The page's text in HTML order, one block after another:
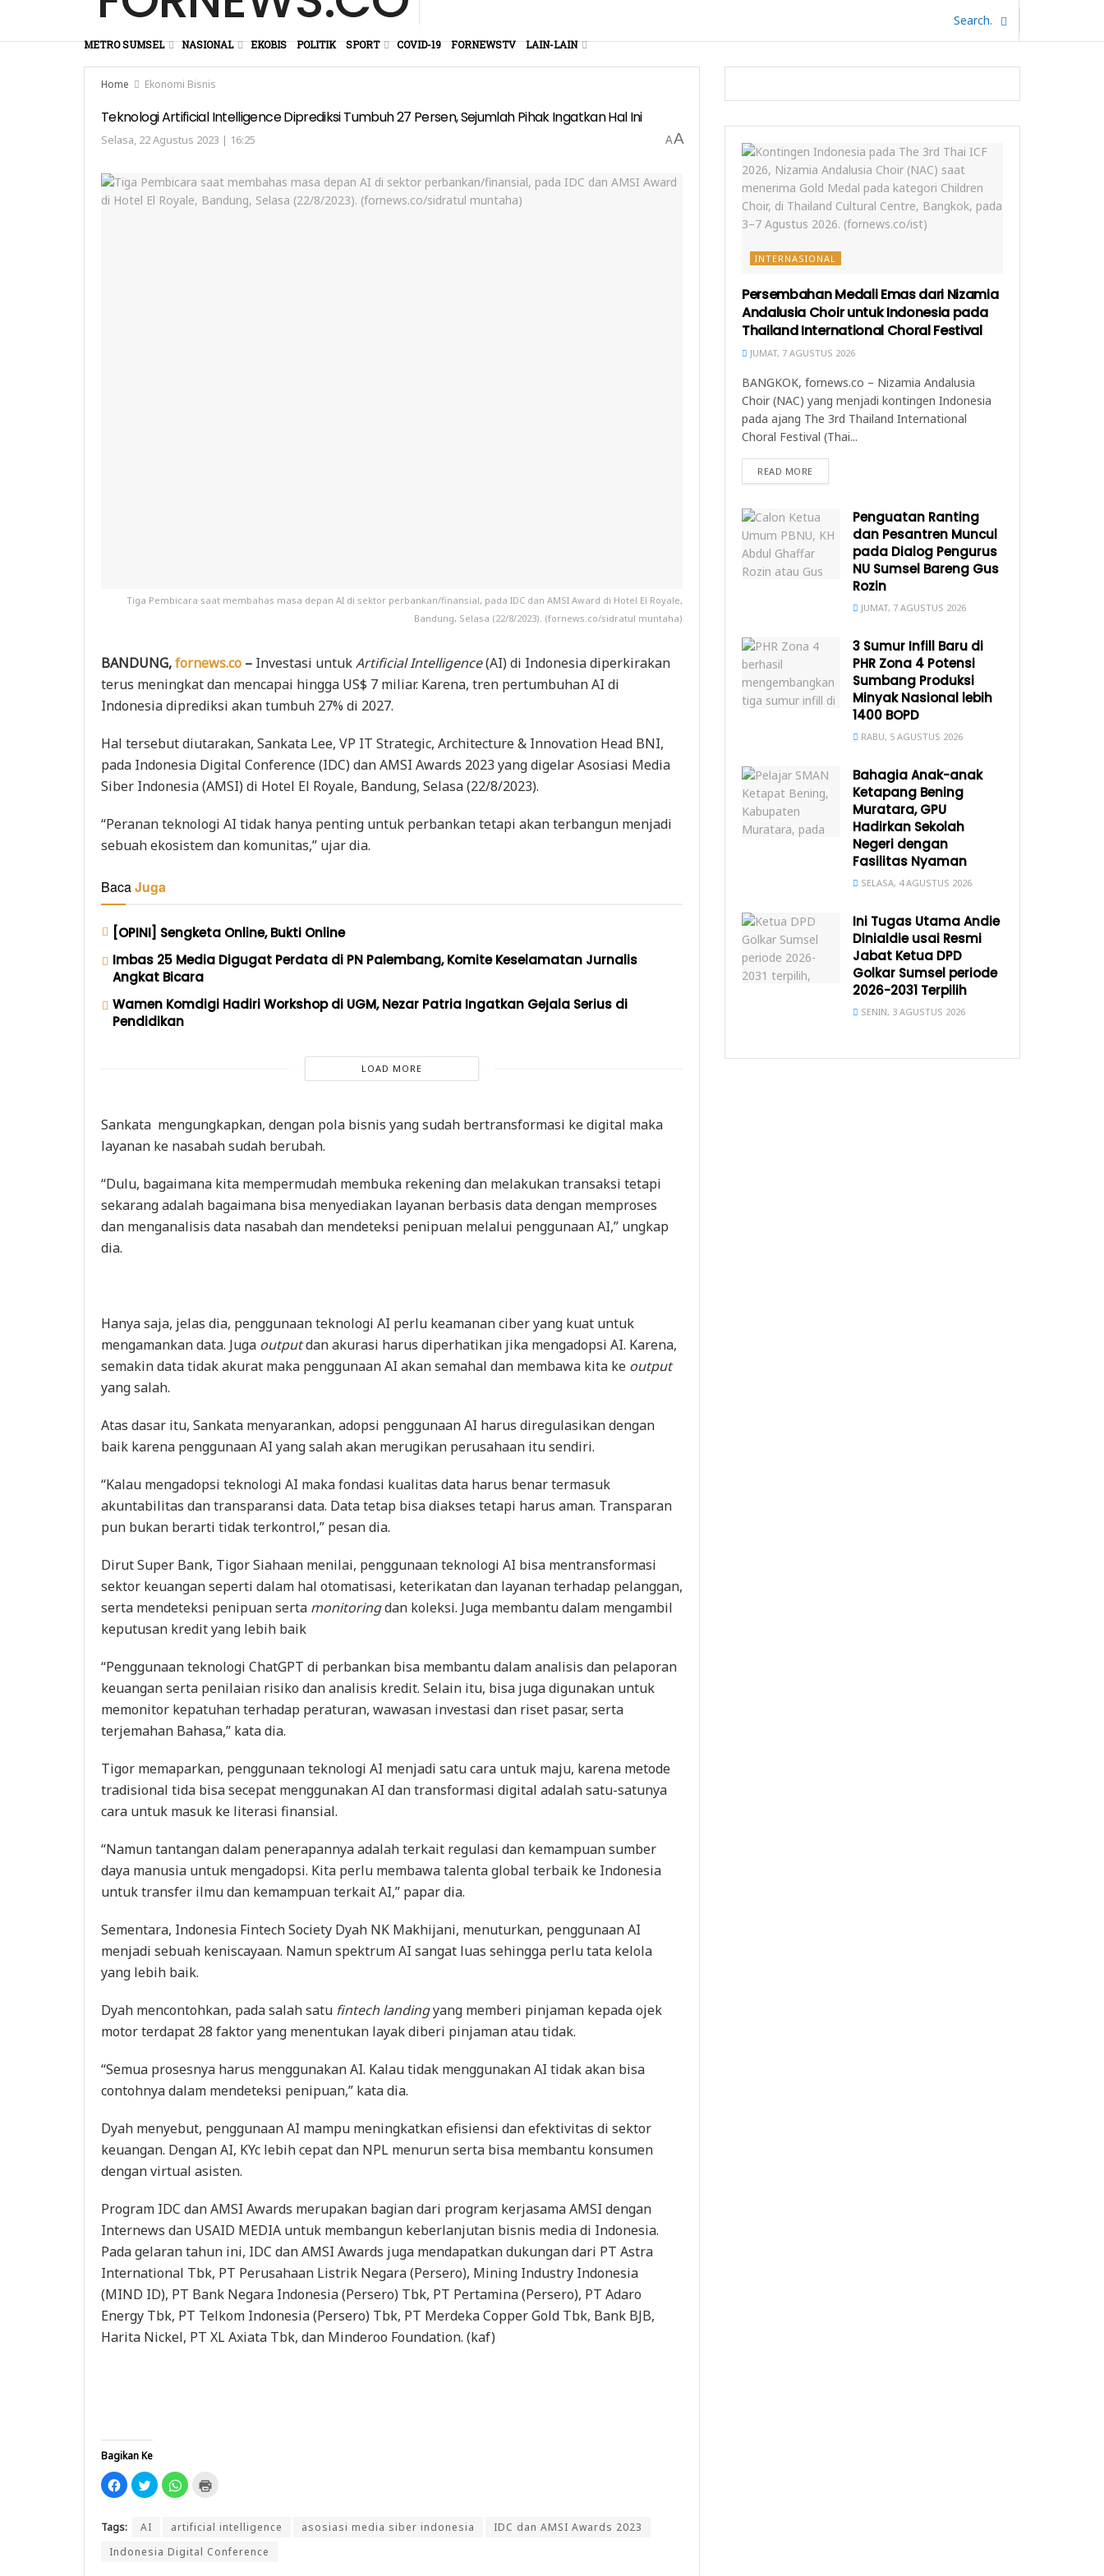
METRO SUMSEL NASIONAL EKOBIS POLITIK SPORT COVID-19 FORNEWSTV LAIN-LAIN
Home Ekonomi Bisnis
Teknologi Artificial Intelligence Diprediksi Tumbuh 27 Persen, Sejumlah Pihak Ingatkan Hal Ini
Selasa, 22 Agustus 2023 | 16:25 AA
Tiga Pembicara saat membahas masa depan AI di sektor perbankan/finansial, pada IDC dan AMSI Award di Hotel El Royale,
Bandung, Selasa (22/8/2023). (fornews.co/sidratul muntaha)
BANDUNG,fornews.co – Investasi untukArtificial Intelligence(AI) di Indonesia diperkirakan
terus meningkat dan mencapai hingga US$ 7 miliar. Karena, tren pertumbuhan AI di
Indonesia diprediksi akan tumbuh 27% di 2027.
Hal tersebut diutarakan, Sankata Lee, VP IT Strategic, Architecture & Innovation Head BNI,
pada Indonesia Digital Conference (IDC) dan AMSI Awards 2023 yang digelar Asosiasi Media
Siber Indonesia (AMSI) di Hotel El Royale, Bandung, Selasa (22/8/2023).
“Peranan teknologi AI tidak hanya penting untuk perbankan tetapi akan terbangun menjadi
sebuah ekosistem dan komunitas,” ujar dia.
BacaJuga
[OPINI] Sengketa Online, Bukti Online
Imbas 25 Media Digugat Perdata di PN Palembang, Komite Keselamatan Jurnalis
Angkat Bicara
Wamen Komdigi Hadiri Workshop di UGM, Nezar Patria Ingatkan Gejala Serius di
Pendidikan
LOAD MORE
Sankata mengungkapkan, dengan pola bisnis yang sudah bertransformasi ke digital maka
layanan ke nasabah sudah berubah.
“Dulu, bagaimana kita mempermudah membuka rekening dan melakukan transaksi tetapi
sekarang adalah bagaimana bisa menyediakan layanan berbasis data dengan memproses
dan menganalisis data nasabah dan mendeteksi penipuan melalui penggunaan AI,” ungkap
dia.
Hanya saja, jelas dia, penggunaan teknologi AI perlu keamanan ciber yang kuat untuk
mengamankan data. Juga outputdan akurasi harus diperhatikan jika mengadopsi AI. Karena,
semakin data tidak akurat maka penggunaan AI akan semahal dan membawa kita ke output
yang salah.
Atas dasar itu, Sankata menyarankan, adopsi penggunaan AI harus diregulasikan dengan
baik karena penggunaan AI yang salah akan merugikan perusahaan itu sendiri.
“Kalau mengadopsi teknologi AI maka fondasi kualitas data harus benar termasuk
akuntabilitas dan transparansi data. Data tetap bisa diakses tetapi harus aman. Transparan
pun bukan berarti tidak terkontrol,” pesan dia.
Dirut Super Bank, Tigor Siahaan menilai, penggunaan teknologi AI bisa mentransformasi
sektor keuangan seperti dalam hal otomatisasi, keterikatan dan layanan terhadap pelanggan,
serta mendeteksi penipuan serta monitoringdan koleksi. Juga membantu dalam mengambil
keputusan kredit yang lebih baik
“Penggunaan teknologi ChatGPT di perbankan bisa membantu dalam analisis dan pelaporan
keuangan serta penilaian risiko dan analisis kredit. Selain itu, bisa juga digunakan untuk
memonitor kepatuhan terhadap peraturan, wawasan investasi dan riset pasar, serta
terjemahan Bahasa,” kata dia.
Tigor memaparkan, penggunaan teknologi AI menjadi satu cara untuk maju, karena metode
tradisional tida bisa secepat menggunakan AI dan transformasi digital adalah satu-satunya
cara untuk masuk ke literasi finansial.
“Namun tantangan dalam penerapannya adalah terkait regulasi dan kemampuan sumber
daya manusia untuk mengadopsi. Kita perlu membawa talenta global terbaik ke Indonesia
untuk transfer ilmu dan kemampuan terkait AI,” papar dia.
Sementara, Indonesia Fintech Society Dyah NK Makhijani, menuturkan, penggunaan AI
menjadi sebuah keniscayaan. Namun spektrum AI sangat luas sehingga perlu tata kelola
yang lebih baik.
Dyah mencontohkan, pada salah satu fintech landingyang memberi pinjaman kepada ojek
motor terdapat 28 faktor yang menentukan layak diberi pinjaman atau tidak.
“Semua prosesnya harus menggunakan AI. Kalau tidak menggunakan AI tidak akan bisa
contohnya dalam mendeteksi penipuan,” kata dia.
Dyah menyebut, penggunaan AI mampu meningkatkan efisiensi dan efektivitas di sektor
keuangan. Dengan AI, KYc lebih cepat dan NPL menurun serta bisa membantu konsumen
dengan virtual asisten.
Program IDC dan AMSI Awards merupakan bagian dari program kerjasama AMSI dengan
Internews dan USAID MEDIA untuk membangun keberlanjutan bisnis media di Indonesia.
Pada gelaran tahun ini, IDC dan AMSI Awards juga mendapatkan dukungan dari PT Astra
International Tbk, PT Perusahaan Listrik Negara (Persero), Mining Industry Indonesia
(MIND ID), PT Bank Negara Indonesia (Persero) Tbk, PT Pertamina (Persero), PT Adaro
Energy Tbk, PT Telkom Indonesia (Persero) Tbk, PT Merdeka Copper Gold Tbk, Bank BJB,
Harita Nickel, PT XL Axiata Tbk, dan Minderoo Foundation. (kaf)
Bagikan Ke
K
l
u
n
u
K
l
u
K
l
u
n
u
k
u
n
u
Tags: AI artificial intelligence asosiasi media siber indonesia
IDC dan AMSI Awards 2023
Indonesia Digital Conference
INTERNASIONAL
Persembahan Medali Emas dari Nizamia
Andalusia Choir untuk Indonesia pada
Thailand International Choral Festival
JUMAT, 7 AGUSTUS 2026
BANGKOK, fornews.co – Nizamia Andalusia
Choir (NAC) yang menjadi kontingen Indonesia
pada ajang The 3rd Thailand International
Choral Festival (Thai...
READ MORE
Penguatan Ranting
dan Pesantren Muncul
pada Dialog Pengurus
NU Sumsel Bareng Gus
Rozin
JUMAT, 7 AGUSTUS 2026
3 Sumur Infill Baru di
PHR Zona 4 Potensi
Sumbang Produksi
Minyak Nasional lebih
1400 BOPD
RABU, 5 AGUSTUS 2026
Bahagia Anak-anak
Ketapang Bening
Muratara, GPU
Hadirkan Sekolah
Negeri dengan
Fasilitas Nyaman
SELASA, 4 AGUSTUS 2026
Ini Tugas Utama Andie
Dinialdie usai Resmi
Jabat Ketua DPD
Golkar Sumsel periode
2026-2031 Terpilih
SENIN, 3 AGUSTUS 2026